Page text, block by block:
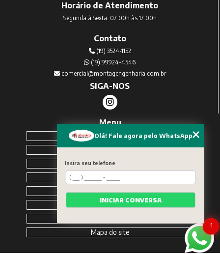
Horário de Atendimento
Segunda à Sexta: 07:00h às 17:00h
Contato
(19) 3524-1152
(19) 99924-4546
comercial@montagengenharia.com.br
SIGA-NOS
Menu
Home
Sobre Nós
Serviços
Contato
Solicite um orçamento
Mapa do site
1
Olá! Fale agora pelo WhatsApp
Insira seu telefone
INICIAR CONVERSA